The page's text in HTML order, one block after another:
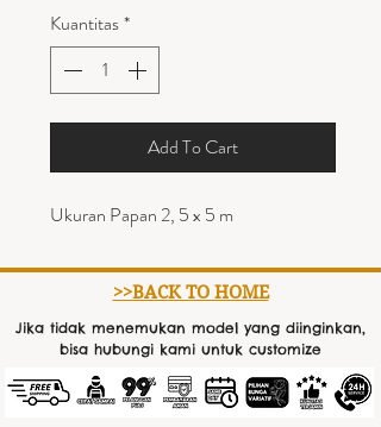
Kuantitas*
Add To Cart
Ukuran Papan 2, 5 x 5 m
>>BACK TO HOME
Jika tidak menemukan model yang diinginkan,
bisa hubungi kami untuk customize